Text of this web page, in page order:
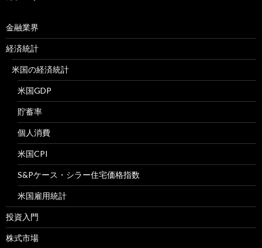
金融業界
経済統計
米国の経済統計
米国GDP
貯蓄率
個人消費
米国CPI
S&Pケース・シラー住宅価格指数
米国雇用統計
投資入門
株式市場